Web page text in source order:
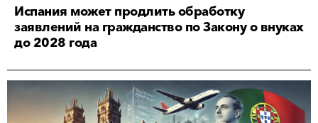
Испания может продлить обработку
заявлений на гражданство по Закону о внуках
до 2028 года